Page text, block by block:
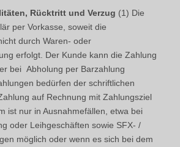
Rücktritt und Verzug (1) Die
per Vorkasse, soweit die
durch Waren- oder
erfolgt. Der Kunde kann die Zahlung
bei Abholung per Barzahlung
bedürfen der schriftlichen
auf Rechnung mit Zahlungsziel
ist nur in Ausnahmefällen, etwa bei
oder Leihgeschäften sowie SFX- /
möglich oder wenn es sich bei dem